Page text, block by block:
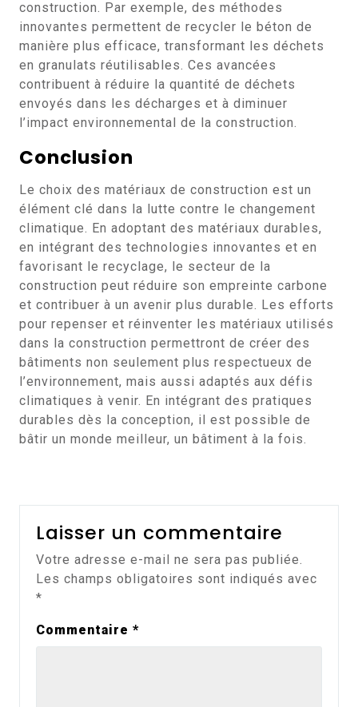
construction. Par exemple, des méthodes
innovantes permettent de recycler le béton de
manière plus efficace, transformant les déchets
en granulats réutilisables. Ces avancées
contribuent à réduire la quantité de déchets
envoyés dans les décharges et à diminuer
l’impact environnemental de la construction.
Conclusion
Le choix des matériaux de construction est un
élément clé dans la lutte contre le changement
climatique. En adoptant des matériaux durables,
en intégrant des technologies innovantes et en
favorisant le recyclage, le secteur de la
construction peut réduire son empreinte carbone
et contribuer à un avenir plus durable. Les efforts
pour repenser et réinventer les matériaux utilisés
dans la construction permettront de créer des
bâtiments non seulement plus respectueux de
l’environnement, mais aussi adaptés aux défis
climatiques à venir. En intégrant des pratiques
durables dès la conception, il est possible de
bâtir un monde meilleur, un bâtiment à la fois.
Laisser un commentaire
Votre adresse e-mail ne sera pas publiée.
Les champs obligatoires sont indiqués avec
*
Commentaire *